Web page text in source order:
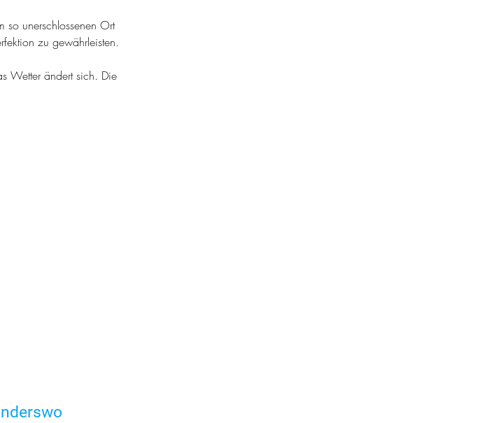
so unerschlossenen Ort
zu gewährleisten.
Wetter ändert sich. Die